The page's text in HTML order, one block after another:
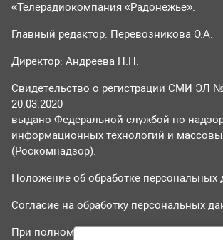
«Телерадиокомпания «Радонежье».
Главный редактор: Перевозникова О.А.
Директор: Андреева Н.Н.
Свидетельство о регистрации СМИ ЭЛ
20.03.2020
выдано Федеральной службой по
информационных технологий и
(Роскомнадзор).
Положение об обработке персональных
Согласие на обработку персональных
При полном или частичном